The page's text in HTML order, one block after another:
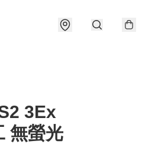
3Ex
無螢光